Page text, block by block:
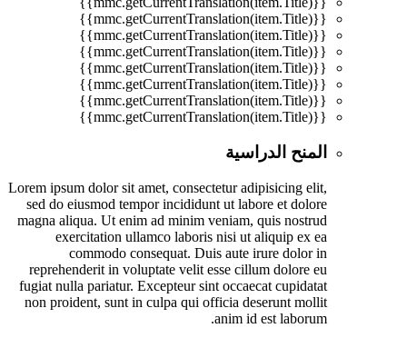
{{mmc.getCurrentTranslation(item.Title)}}
{{mmc.getCurrentTranslation(item.Title)}}
{{mmc.getCurrentTranslation(item.Title)}}
{{mmc.getCurrentTranslation(item.Title)}}
{{mmc.getCurrentTranslation(item.Title)}}
{{mmc.getCurrentTranslation(item.Title)}}
{{mmc.getCurrentTranslation(item.Title)}}
المنح الدراسية
Lorem ipsum dolor sit amet, consectetur adipisicing elit,
sed do eiusmod tempor incididunt ut labore et dolore
magna aliqua. Ut enim ad minim veniam, quis nostrud
exercitation ullamco laboris nisi ut aliquip ex ea
commodo consequat. Duis aute irure dolor in
reprehenderit in voluptate velit esse cillum dolore eu
fugiat nulla pariatur. Excepteur sint occaecat cupidatat
non proident, sunt in culpa qui officia deserunt mollit
anim id est laborum.